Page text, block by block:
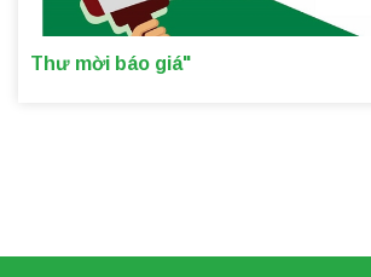
Thư mời báo giá"